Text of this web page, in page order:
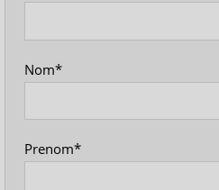
Nom*
Prenom*